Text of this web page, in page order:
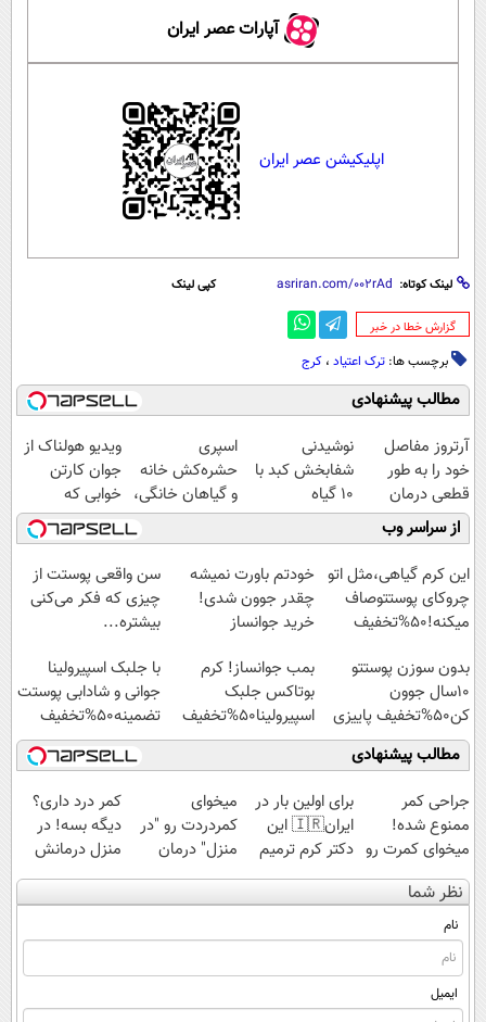
آپارات عصر ایران
اپلیکیشن عصر ایران
لینک کوتاه: کپی لینک
‌گزارش خطا در خبر
برچسب ها: ترک اعتیاد ، کرج
مطالب پیشنهادی
آرتروز مفاصل
خود را به طور
قطعی درمان
کنید!
◗پرسش‌نامه◖
نوشیدنی
شفابخش کبد با
10 گیاه
موثر(تخفیف تا
امشب)
اسپری
حشره‌کش خانه
و گیاهان خانگی،
نابودکننده انواع
حشرات خانگی و
آفات
ویدیو هولناک از
جوان کارتن
خوابی که
میلیاردر شد.
آموزش رایگان
از سراسر وب
این کرم گیاهی،مثل اتو
چروکای پوستتوصاف
میکنه!50%تخفیف
خودتم باورت نمیشه
چقدر جوون شدی!
خرید جوانساز
ویژه
سن واقعی پوستت از
چیزی که فکر می‌کنی
بیشتره...
بدون سوزن پوستتو
10سال جوون
کن50%تخفیف پاییزی
بمب جوانساز! کرم
بوتاکس جلبک
اسپیرولینا50%تخفیف
با جلبک اسپیرولینا
جوانی و شادابی پوستت
تضمینه50%تخفیف
مطالب پیشنهادی
جراحی کمر
ممنوع شده!
میخوای کمرت رو
در منزل درمان
کنی؟
((پرسش‌نامه))
برای اولین بار در
ایران🇮🇷 این
دکتر کرم ترمیم
کننده 23 روزه
ساخت!
میخوای
کمردردت رو "در
منزل" درمان
کنی؟ (◂فیلم +
◂پرسش‌نامه)
کمر درد داری؟
دیگه بسه! در
منزل درمانش
کن
(◀پرسش‌نامه)
نظر شما
نام
ایمیل